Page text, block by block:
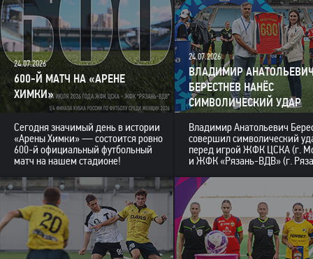
24.07.2026
600-Й МАТЧ НА «АРЕНЕ
ХИМКИ»
Сегодня значимый день в истории
«Арены Химки» — состоится ровно
600-й официальный футбольный
матч на нашем стадионе!
24.07.2026
ВЛАДИМИР
БЕРЕСТНЕВ НАНЁС
СИМВОЛИЧЕСКИЙ УДАР
Владимир Анатольевич
совершил символический
перед игрой ЖФК ЦСКА (г.
и ЖФК «Рязань-ВДВ» (г.